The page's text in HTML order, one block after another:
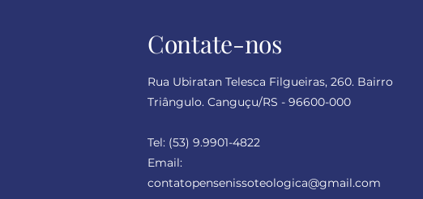
Contate-nos
Rua Ubiratan Telesca Filgueiras, 260. Bairro
Triângulo. Canguçu/RS - 96600-000
Tel: (53) 9.9901-4822
Email:
contatopensenissoteologica@gmail.com